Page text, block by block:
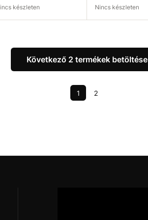
Nincs készleten
Nincs készleten
Következő 2 termékek betöltése
1 2